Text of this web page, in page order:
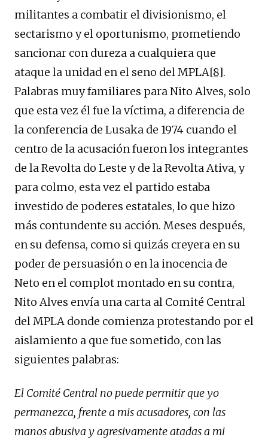
militantes a combatir el divisionismo, el
sectarismo y el oportunismo, prometiendo
sancionar con dureza a cualquiera que
ataque la unidad en el seno del MPLA[8].
Palabras muy familiares para Nito Alves, solo
que esta vez él fue la víctima, a diferencia de
la conferencia de Lusaka de 1974 cuando el
centro de la acusación fueron los integrantes
de la Revolta do Leste y de la Revolta Ativa, y
para colmo, esta vez el partido estaba
investido de poderes estatales, lo que hizo
más contundente su acción. Meses después,
en su defensa, como si quizás creyera en su
poder de persuasión o en la inocencia de
Neto en el complot montado en su contra,
Nito Alves envía una carta al Comité Central
del MPLA donde comienza protestando por el
aislamiento a que fue sometido, con las
siguientes palabras:
El Comité Central no puede permitir que yo
permanezca, frente a mis acusadores, con las
manos abusiva y agresivamente atadas a mi